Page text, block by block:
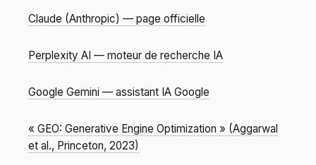
Claude (Anthropic) — page officielle
Perplexity AI — moteur de recherche IA
Google Gemini — assistant IA Google
« GEO: Generative Engine Optimization » (Aggarwal
et al., Princeton, 2023)